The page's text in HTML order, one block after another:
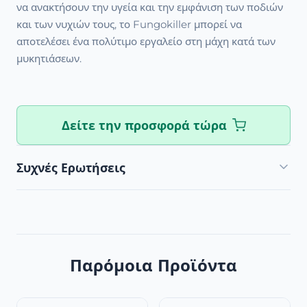
να ανακτήσουν την υγεία και την εμφάνιση των ποδιών
και των νυχιών τους, το Fungokiller μπορεί να
αποτελέσει ένα πολύτιμο εργαλείο στη μάχη κατά των
μυκητιάσεων.
Δείτε την προσφορά τώρα
Συχνές Ερωτήσεις
Παρόμοια Προϊόντα